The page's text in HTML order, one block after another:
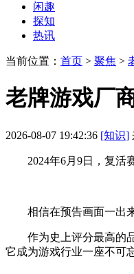
闲趣
探知
热讯
当前位置： 首页 > 聚焦 >
老牌游戏厂
2026-08-07 19:42:36 [知识]
2024年6月9日，复活赛
相信在预告画面一出来
作为史上评分最高的品
它成为游戏行业一座不可